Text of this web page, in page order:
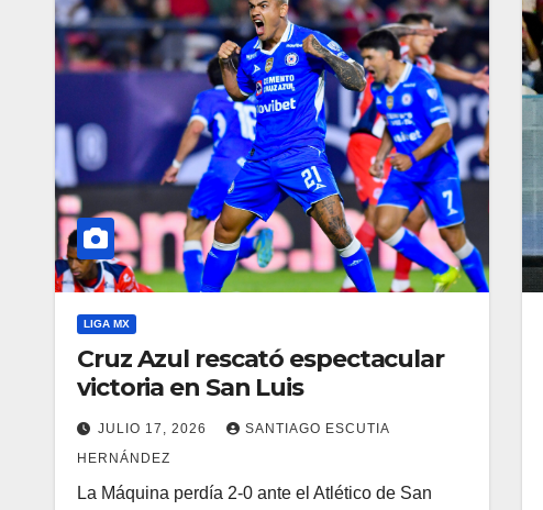
LIGA MX
Cruz Azul rescató espectacular
victoria en San Luis
JULIO 17, 2026
SANTIAGO ESCUTIA
HERNÁNDEZ
La Máquina perdía 2-0 ante el Atlético de San